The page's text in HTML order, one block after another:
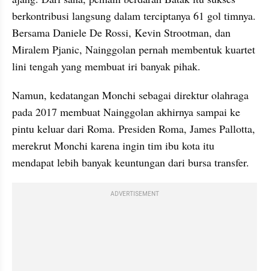
berkontribusi langsung dalam terciptanya 61 gol timnya.
Bersama Daniele De Rossi, Kevin Strootman, dan
Miralem Pjanic, Nainggolan pernah membentuk kuartet
lini tengah yang membuat iri banyak pihak.
Namun, kedatangan Monchi sebagai direktur olahraga
pada 2017 membuat Nainggolan akhirnya sampai ke
pintu keluar dari Roma. Presiden Roma, James Pallotta,
merekrut Monchi karena ingin tim ibu kota itu
mendapat lebih banyak keuntungan dari bursa transfer.
ADVERTISEMENT